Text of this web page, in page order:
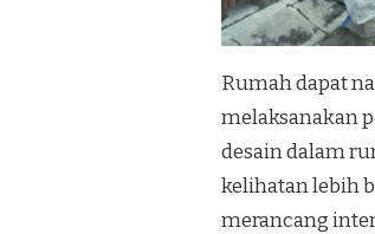
Rumah dapat
melaksanakan
desain dalam
kelihatan lebih
merancang